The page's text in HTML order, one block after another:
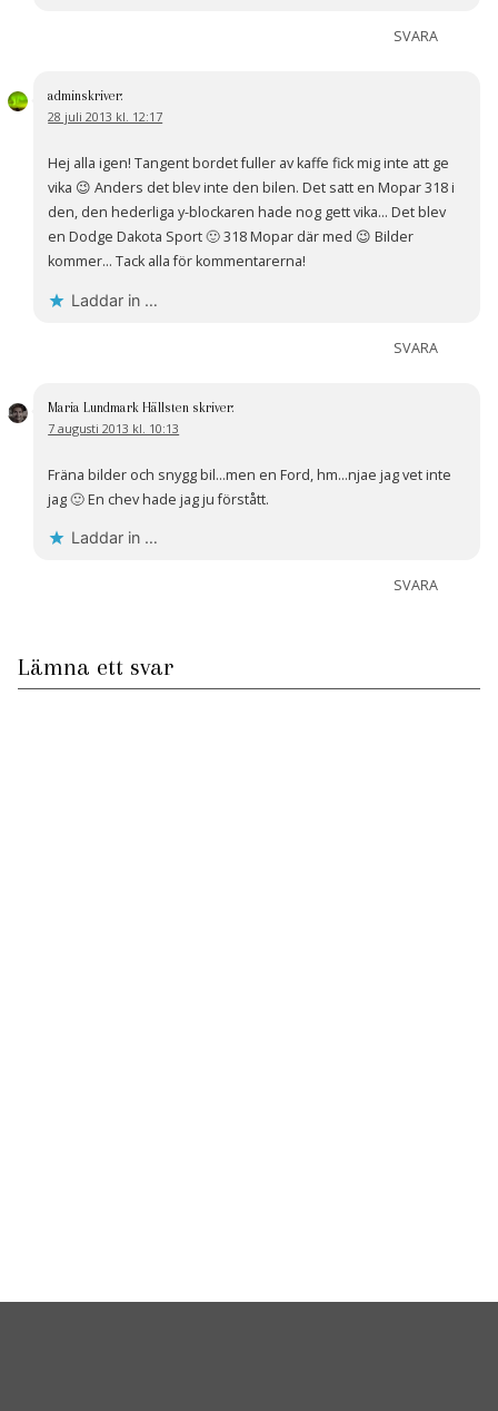
SVARA
adminskriver:
28 juli 2013 kl. 12:17
Hej alla igen! Tangent bordet fuller av kaffe fick mig inte att ge
vika 😉 Anders det blev inte den bilen. Det satt en Mopar 318 i
den, den hederliga y-blockaren hade nog gett vika… Det blev
en Dodge Dakota Sport 🙂 318 Mopar där med 😉 Bilder
kommer… Tack alla för kommentarerna!
Laddar in …
SVARA
Maria Lundmark Hällsten skriver:
7 augusti 2013 kl. 10:13
Fräna bilder och snygg bil…men en Ford, hm…njae jag vet inte
jag 🙂 En chev hade jag ju förstått.
Laddar in …
SVARA
Lämna ett svar